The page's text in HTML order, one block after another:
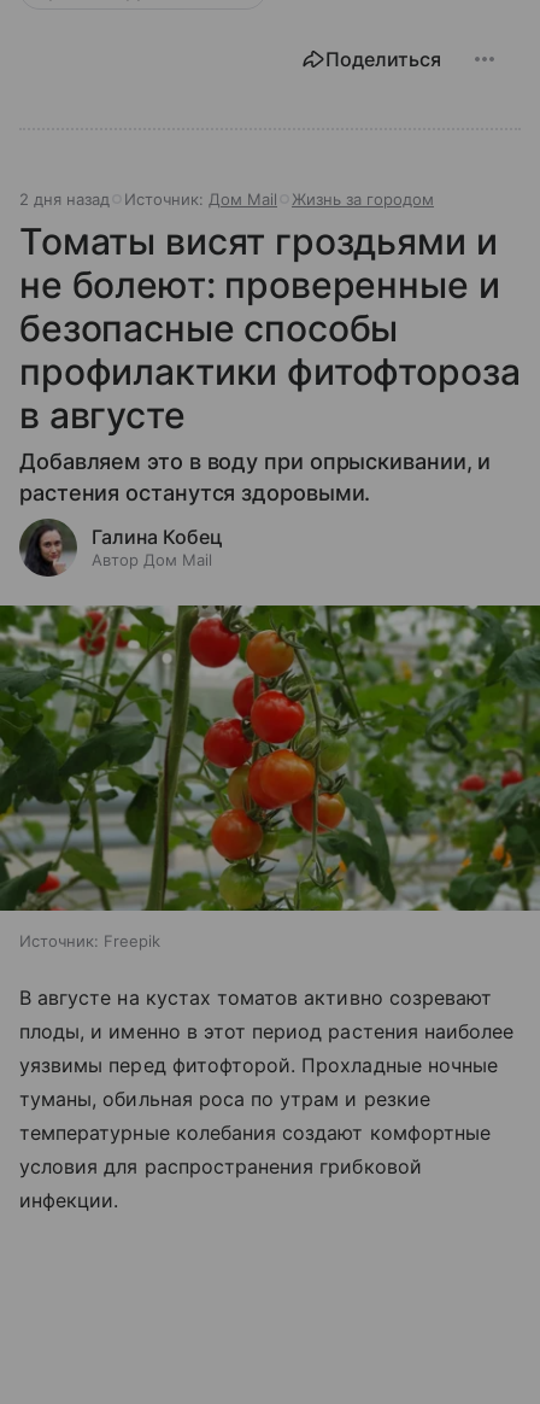
Поделиться
2 дня назад Источник: Дом Mail Жизнь за городом
Томаты висят гроздьями и
не болеют: проверенные и
безопасные способы
профилактики фитофтороза
в августе
Добавляем это в воду при опрыскивании, и
растения останутся здоровыми.
Галина Кобец
Автор Дом Mail
Источник: Freepik
В августе на кустах томатов активно созревают
плоды, и именно в этот период растения наиболее
уязвимы перед фитофторой. Прохладные ночные
туманы, обильная роса по утрам и резкие
температурные колебания создают комфортные
условия для распространения грибковой
инфекции.